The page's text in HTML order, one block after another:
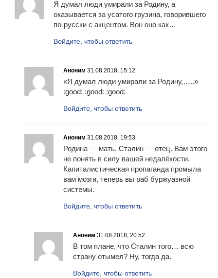
Я думал люди умирали за Родину, а
оказывается за усатого грузина, говорившего
по-русски с акцентом. Вон оно как…
Войдите, чтобы ответить
Аноним 31.08.2018, 15:12
«Я думал люди умирали за Родину,…..»
:good: :good: :good:
Войдите, чтобы ответить
Аноним 31.08.2018, 19:53
Родина — мать. Сталин — отец. Вам этого
не понять в силу вашей недалёкости.
Капиталистическая пропаганда промыла
вам мозги, теперь вы раб буржуазной
системы.
Войдите, чтобы ответить
Аноним 31.08.2018, 20:52
В том плане, что Сталин того… всю
страну отымел? Ну, тогда да.
Войдите, чтобы ответить